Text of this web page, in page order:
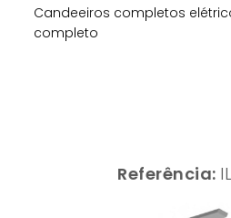
Candeeiros completos
completo
Referência: